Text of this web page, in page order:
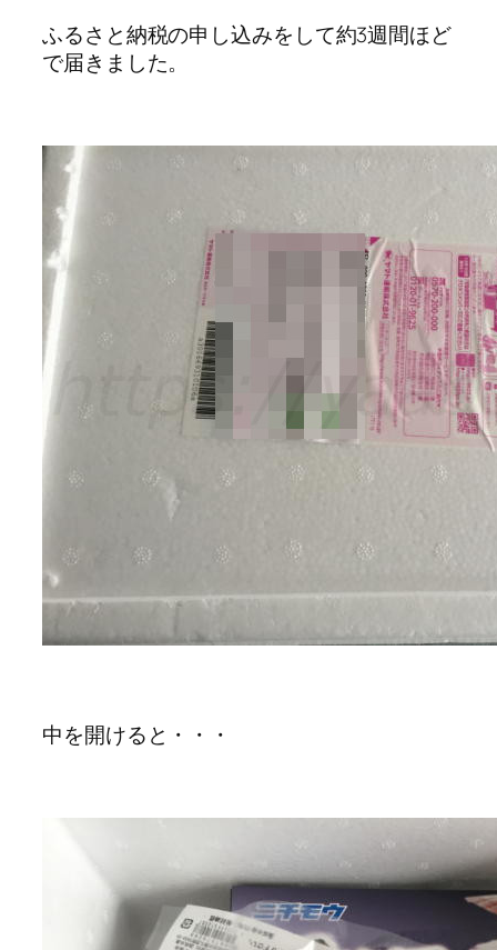
ふるさと納税の申し込みをして約3週間ほど
で届きました。
中を開けると・・・